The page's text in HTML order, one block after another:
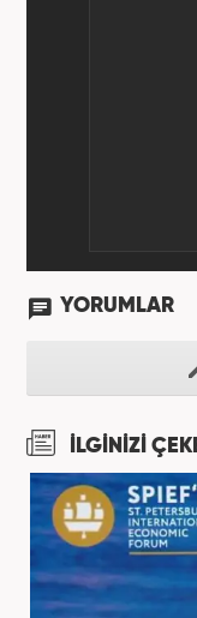
YORUMLAR
İLGİNİZİ